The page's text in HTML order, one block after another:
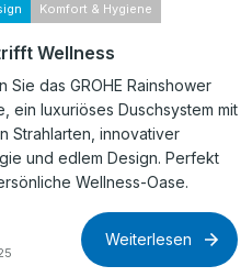
Komfort & Hygiene
Wellness
Sie das GROHE Rainshower
ein luxuriöses Duschsystem mit
Strahlarten, innovativer
und edlem Design. Perfekt
Wellness-Oase.
Weiterlesen